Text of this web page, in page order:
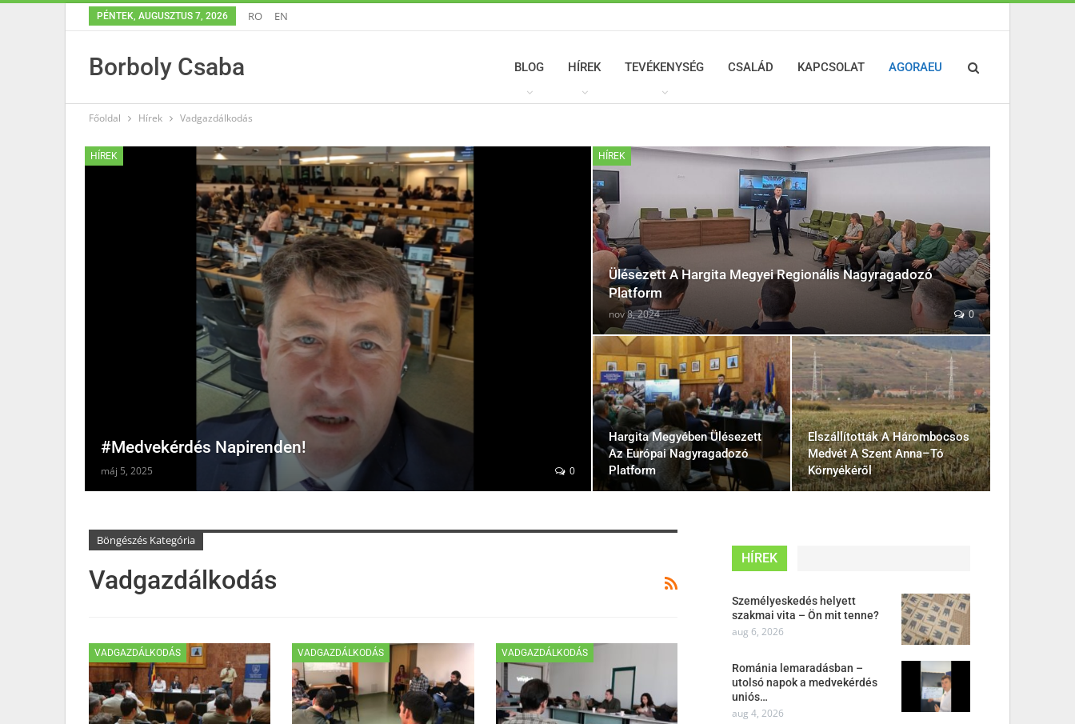
PÉNTEK, AUGUSZTUS 7, 2026 RO EN
Borboly Csaba BLOG HÍREK TEVÉKENYSÉG CSALÁD KAPCSOLAT AGORAEU
Főoldal Hírek Vadgazdálkodás
HÍREK
#Medvekérdés Napirenden!
máj 5, 2025 0
HÍREK
Ülésezett A Hargita Megyei Regionális Nagyragadozó
Platform
nov 8, 2024 0
Hargita Megyében Ülésezett
Az Európai Nagyragadozó
Platform
Elszállították A Hárombocsos
Medvét A Szent Anna–Tó
Környékéről
Böngészés Kategória
Vadgazdálkodás
VADGAZDÁLKODÁS VADGAZDÁLKODÁS VADGAZDÁLKODÁS
HÍREK
Személyeskedés helyett
szakmai vita – Ön mit tenne?
aug 6, 2026
Románia lemaradásban –
utolsó napok a medvekérdés
uniós…
aug 4, 2026